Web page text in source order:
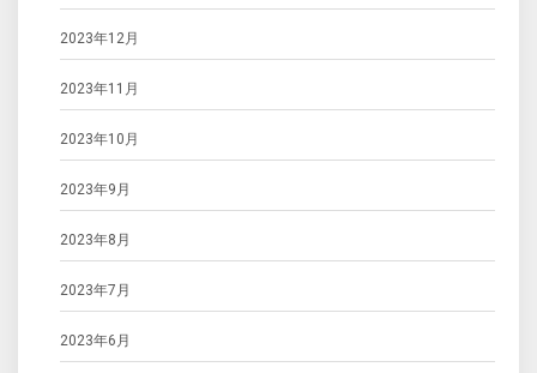
2023年12月
2023年11月
2023年10月
2023年9月
2023年8月
2023年7月
2023年6月